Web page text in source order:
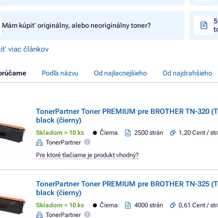
Mám kúpiť originálny, alebo neoriginálny toner?
viac článkov
Podľa názvu Od najlacnejšieho Od najdrahšieho
TonerPartner Toner PREMIUM pre BROTHER TN-320
black (čierny)
Skladom > 10 ks Čierna 2500 strán
1,20 Cent /
TonerPartner
Pre ktoré tlačiarne je produkt vhodný?
TonerPartner Toner PREMIUM pre BROTHER TN-325
black (čierny)
Skladom > 10 ks Čierna 4000 strán
0,61 Cent /
TonerPartner